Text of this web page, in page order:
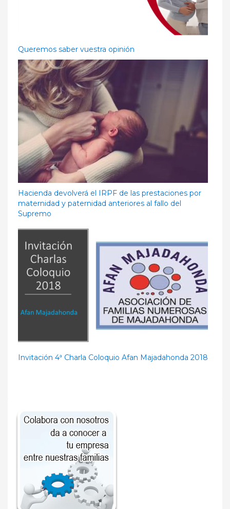
Queremos saber vuestra opinión
Hacienda devolverá el IRPF de las prestaciones por
maternidad y paternidad anteriores al fallo del
Supremo
Invitación 4ª Charla Coloquio Afan Majadahonda 2018